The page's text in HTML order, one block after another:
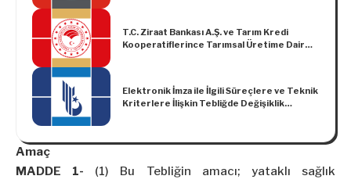
T.C. Ziraat Bankası A.Ş. ve Tarım Kredi
Kooperatiflerince Tarımsal Üretime Dair
Yapılmasına Dair Tebliğ (No: 2022/40)
Elektronik İmza ile İlgili Süreçlere ve Teknik
Kriterlere İlişkin Tebliğde Değişiklik
Amaç
MADDE 1- (1) Bu Tebliğin amacı; yataklı sağlık